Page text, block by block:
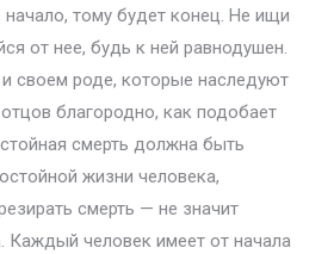
тому будет конец. Не ищи
от нее, будь к ней равнодушен.
своем роде, которые наследуют
благородно, как подобает
смерть должна быть
жизни человека,
смерть — не значит
Каждый человек имеет от начала